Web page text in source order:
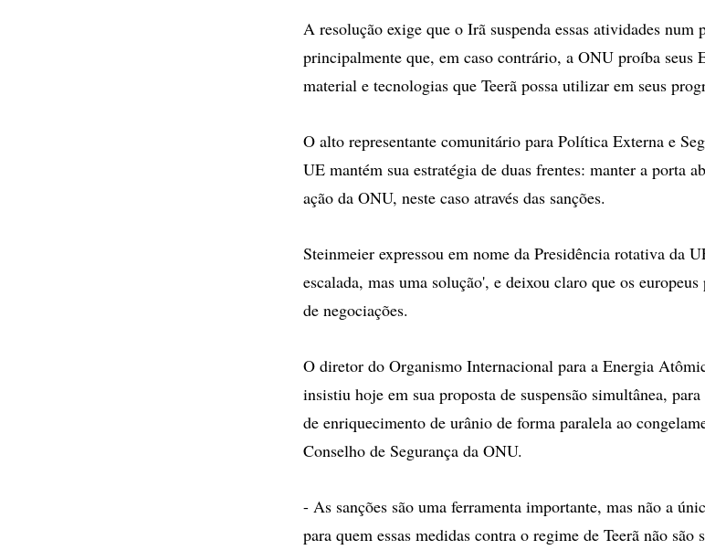
A resolução exige que o Irã suspenda essas atividades num
principalmente que, em caso contrário, a ONU proíba seus
material e tecnologias que Teerã possa utilizar em seus
O alto representante comunitário para Política Externa e
UE mantém sua estratégia de duas frentes: manter a porta
ação da ONU, neste caso através das sanções.
Steinmeier expressou em nome da Presidência rotativa da
escalada, mas uma solução', e deixou claro que os
de negociações.
O diretor do Organismo Internacional para a Energia
insistiu hoje em sua proposta de suspensão simultânea,
de enriquecimento de urânio de forma paralela ao
Conselho de Segurança da ONU.
- As sanções são uma ferramenta importante, mas não a
para quem essas medidas contra o regime de Teerã não são